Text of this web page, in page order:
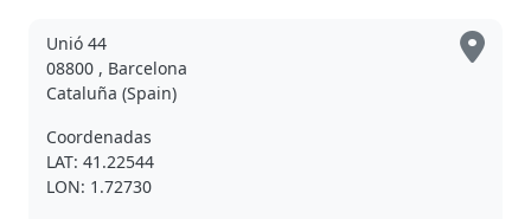
Unió 44
08800 , Barcelona
Cataluña (Spain)
Coordenadas
LAT: 41.22544
LON: 1.72730